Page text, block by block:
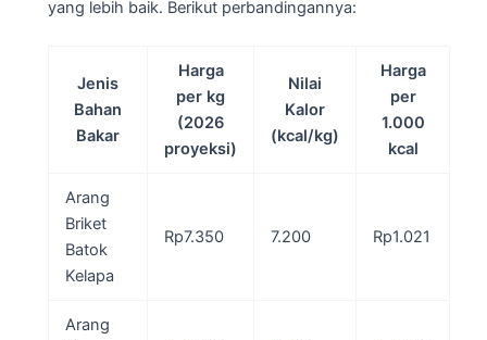
yang lebih baik. Berikut perbandingannya:
Jenis
Bahan
Bakar
Harga
per kg
(2026
proyeksi)
Nilai
Kalor
(kcal/kg)
Harga
per
1.000
kcal
Arang
Briket
Batok
Kelapa
Rp7.350 7.200 Rp1.021
Arang